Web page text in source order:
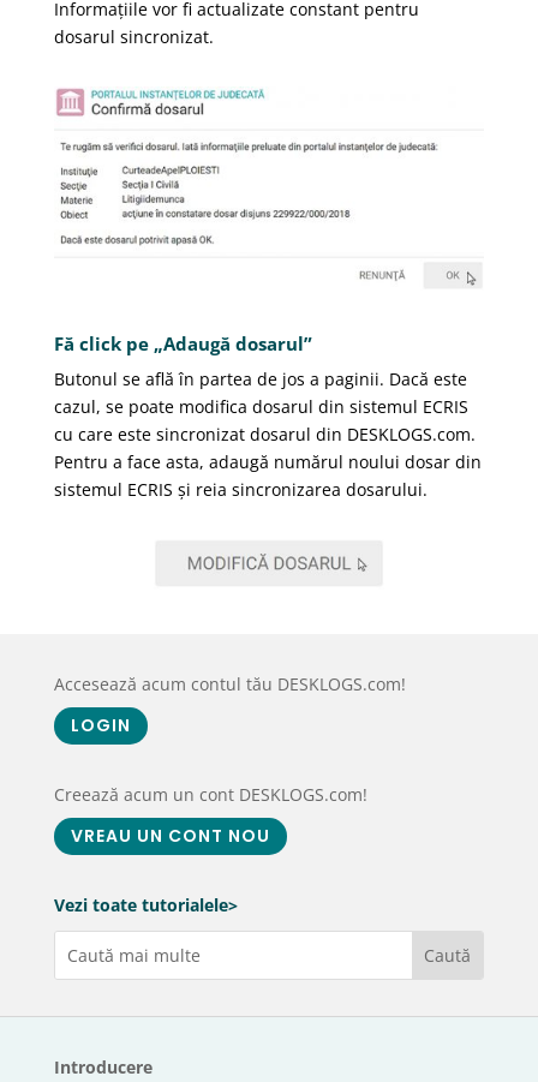
Informațiile vor fi actualizate constant pentru
dosarul sincronizat.
Fă click pe „Adaugă dosarul”
Butonul se află în partea de jos a paginii. Dacă este
cazul, se poate modifica dosarul din sistemul ECRIS
cu care este sincronizat dosarul din DESKLOGS.com.
Pentru a face asta, adaugă numărul noului dosar din
sistemul ECRIS și reia sincronizarea dosarului.
Accesează acum contul tău DESKLOGS.com!
LOGIN
Creează acum un cont DESKLOGS.com!
VREAU UN CONT NOU
Vezi toate tutorialele>
Introducere